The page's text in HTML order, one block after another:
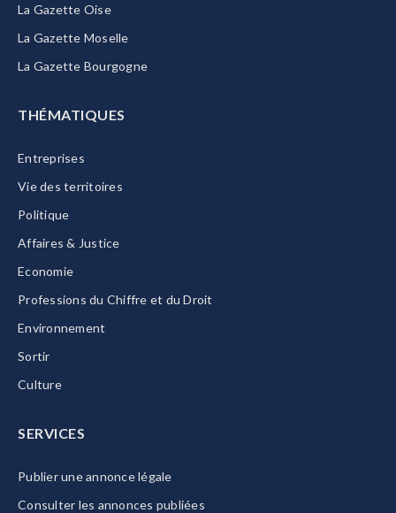
La Gazette Oise
La Gazette Moselle
La Gazette Bourgogne
THÉMATIQUES
Entreprises
Vie des territoires
Politique
Affaires & Justice
Economie
Professions du Chiffre et du Droit
Environnement
Sortir
Culture
SERVICES
Publier une annonce légale
Consulter les annonces publiées